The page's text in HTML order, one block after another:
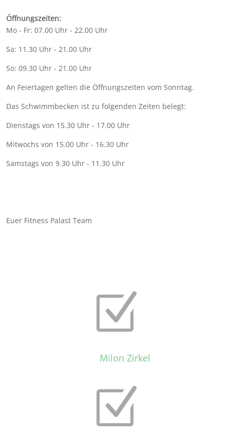
Öffnungszeiten:
Mo - Fr: 07.00 Uhr - 22.00 Uhr
Sa: 11.30 Uhr - 21.00 Uhr
So: 09.30 Uhr - 21.00 Uhr
An Feiertagen gelten die Öffnungszeiten vom Sonntag.
Das Schwimmbecken ist zu folgenden Zeiten belegt:
Dienstags von 15.30 Uhr - 17.00 Uhr
Mitwochs von 15.00 Uhr - 16.30 Uhr
Samstags von 9.30 Uhr - 11.30 Uhr
Euer Fitness Palast Team
Z
Milon Zirkel
Z